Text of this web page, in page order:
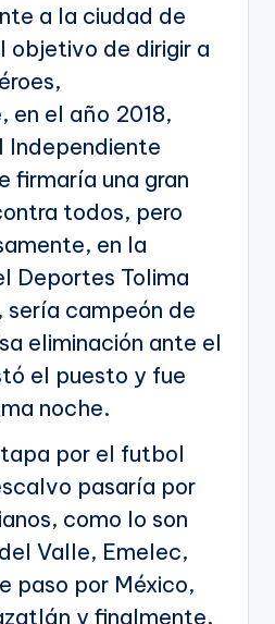
a la ciudad de
objetivo de dirigir a
en el año 2018,
Independiente
firmaría una gran
todos, pero
en la
Deportes Tolima
sería campeón de
eliminación ante el
el puesto y fue
noche.
por el futbol
pasaría por
como lo son
Valle, Emelec,
paso por México,
y finalmente,